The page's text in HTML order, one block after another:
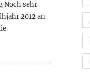
Noch sehr
2012 an